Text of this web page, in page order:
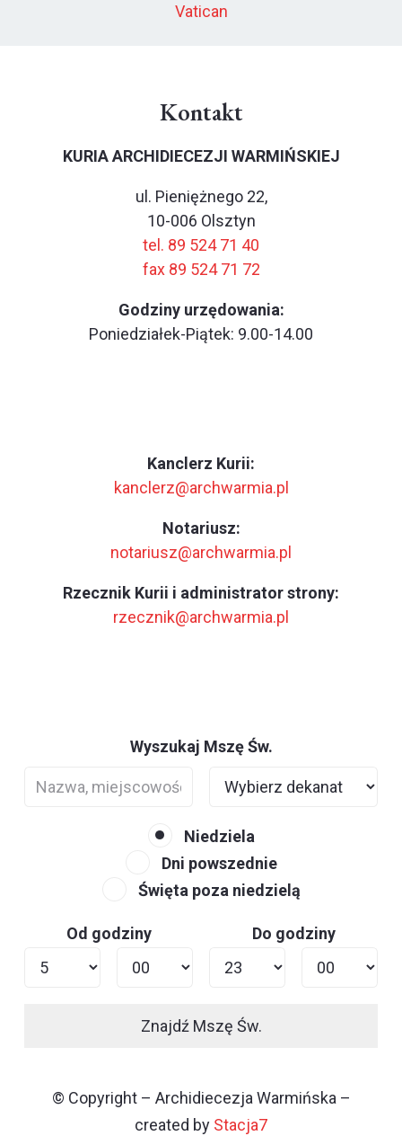
Vatican
Kontakt
KURIA ARCHIDIECEZJI WARMIŃSKIEJ
ul. Pieniężnego 22,
10-006 Olsztyn
tel. 89 524 71 40
fax 89 524 71 72
Godziny urzędowania:
Poniedziałek-Piątek: 9.00-14.00
Kanclerz Kurii:
kanclerz@archwarmia.pl
Notariusz:
notariusz@archwarmia.pl
Rzecznik Kurii i administrator strony:
rzecznik@archwarmia.pl
Wyszukaj Mszę Św.
Niedziela
Dni powszednie
Święta poza niedzielą
Od godziny Do godziny
Znajdź Mszę Św.
© Copyright – Archidiecezja Warmińska –
created by Stacja7